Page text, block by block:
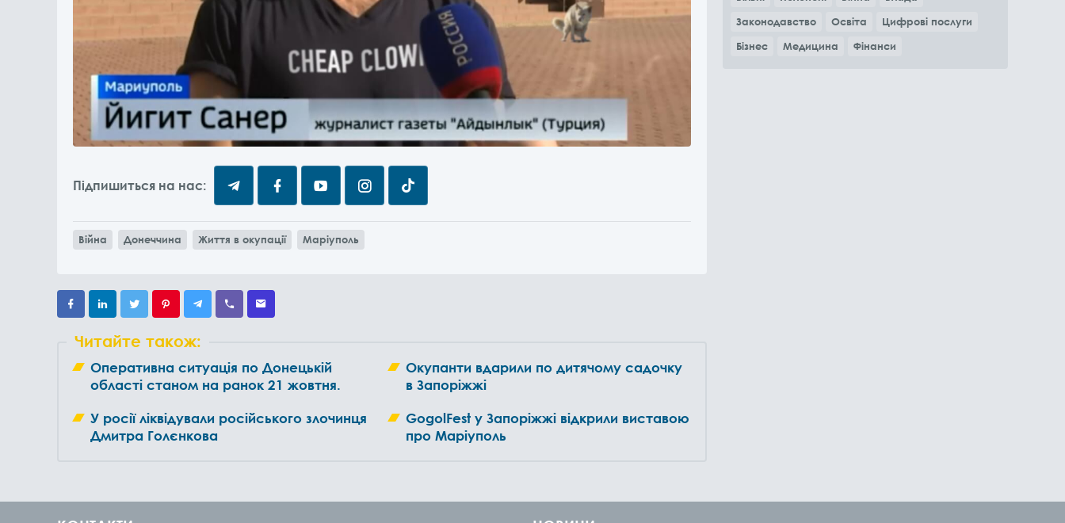
Підпишиться на нас:
Війна Донеччина Життя в окупації Маріуполь
Читайте також:
Оперативна ситуація по Донецькій
області станом на ранок 21 жовтня.
Окупанти вдарили по дитячому садочку
в Запоріжжі
У росії ліквідували російського злочинця
Дмитра Голєнкова
GogоlFest у Запоріжжі відкрили виставою
про Маріуполь
Законодавство
Освіта
Цифрові послуги
Бізнес
Медицина Фінанси